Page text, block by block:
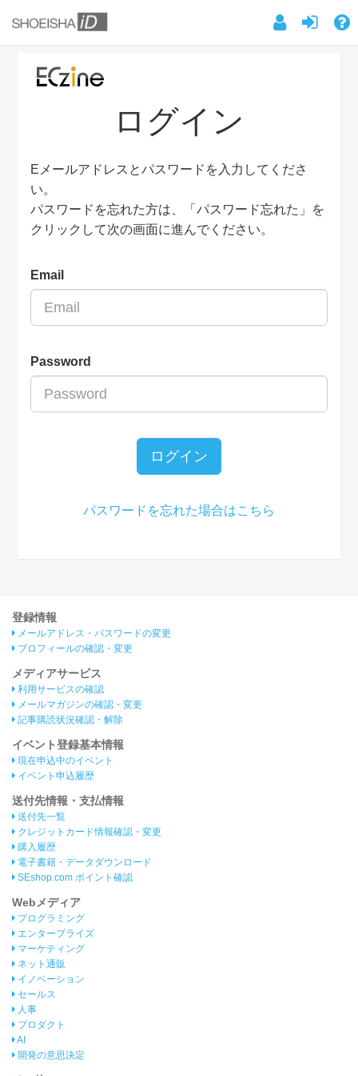
ログイン
Eメールアドレスとパスワードを入力してくださ
い。
パスワードを忘れた方は、「パスワード忘れた」を
クリックして次の画面に進んでください。
Email
Password
ログイン
パスワードを忘れた場合はこちら
登録情報
メールアドレス・パスワードの変更
プロフィールの確認・変更
メディアサービス
利用サービスの確認
メールマガジンの確認・変更
記事購読状況確認・解除
イベント登録基本情報
現在申込中のイベント
イベント申込履歴
送付先情報・支払情報
送付先一覧
クレジットカード情報確認・変更
購入履歴
電子書籍・データダウンロード
SEshop.com ポイント確認
Webメディア
プログラミング
エンタープライズ
マーケティング
ネット通販
イノベーション
セールス
人事
プロダクト
AI
開発の意思決定